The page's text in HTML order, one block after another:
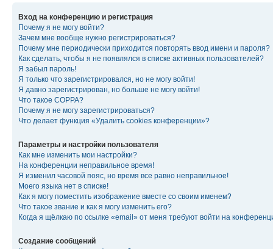
Вход на конференцию и регистрация
Почему я не могу войти?
Зачем мне вообще нужно регистрироваться?
Почему мне периодически приходится повторять ввод имени и пароля?
Как сделать, чтобы я не появлялся в списке активных пользователей?
Я забыл пароль!
Я только что зарегистрировался, но не могу войти!
Я давно зарегистрирован, но больше не могу войти!
Что такое COPPA?
Почему я не могу зарегистрироваться?
Что делает функция «Удалить cookies конференции»?
Параметры и настройки пользователя
Как мне изменить мои настройки?
На конференции неправильное время!
Я изменил часовой пояс, но время все равно неправильное!
Моего языка нет в списке!
Как я могу поместить изображение вместе со своим именем?
Что такое звание и как я могу изменить его?
Когда я щёлкаю по ссылке «email» от меня требуют войти на
Создание сообщений